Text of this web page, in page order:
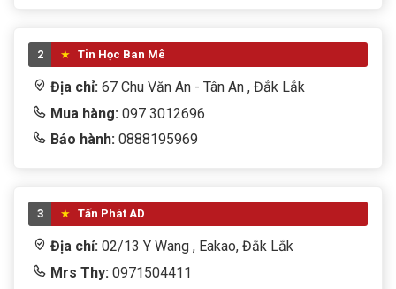
2 Tin Học Ban Mê
Địa chỉ: 67 Chu Văn An - Tân An , Đắk Lắk
Mua hàng: 097 3012696
Bảo hành: 0888195969
3 Tấn Phát AD
Địa chỉ: 02/13 Y Wang , Eakao, Đắk Lắk
Mrs Thy: 0971504411